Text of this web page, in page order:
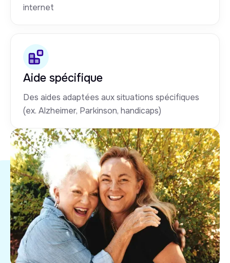
internet
Aide spécifique
Des aides adaptées aux situations spécifiques
(ex. Alzheimer, Parkinson, handicaps)